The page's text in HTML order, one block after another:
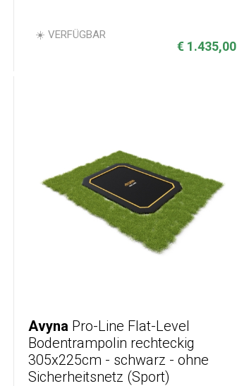
€ 1.435,00
☀️ VERFÜGBAR
Avyna Pro-Line Flat-Level
Bodentrampolin rechteckig
305x225cm - schwarz - ohne
Sicherheitsnetz (Sport)